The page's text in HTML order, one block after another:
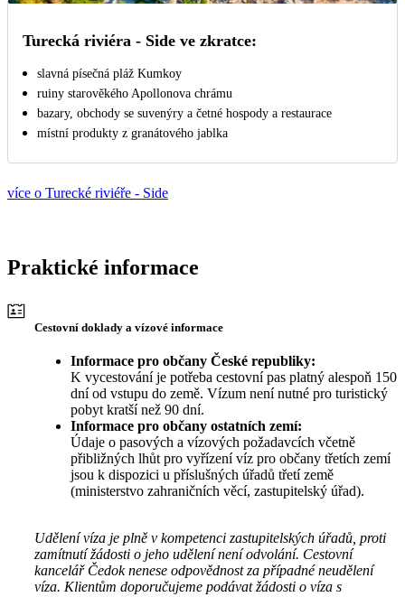
Turecká riviéra - Side ve zkratce:
slavná písečná pláž Kumkoy
ruiny starověkého Apollonova chrámu
bazary, obchody se suvenýry a četné hospody a restaurace
místní produkty z granátového jablka
více o Turecké riviéře - Side
Praktické informace
Cestovní doklady a vízové informace
Informace pro občany České republiky:
K vycestování je potřeba cestovní pas platný alespoň 150
dní od vstupu do země. Vízum není nutné pro turistický
pobyt kratší než 90 dní.
Informace pro občany ostatních zemí:
Údaje o pasových a vízových požadavcích včetně
přibližných lhůt pro vyřízení víz pro občany třetích zemí
jsou k dispozici u příslušných úřadů třetí země
(ministerstvo zahraničních věcí, zastupitelský úřad).
Udělení víza je plně v kompetenci zastupitelských úřadů, proti
zamítnutí žádosti o jeho udělení není odvolání. Cestovní
kancelář Čedok nenese odpovědnost za případné neudělení
víza. Klientům doporučujeme podávat žádosti o víza s